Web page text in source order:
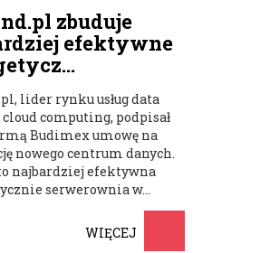
zbuduje
efektywne
lider rynku usług data
computing, podpisał
Budimex umowę na
nowego centrum danych.
najbardziej efektywna
serwerownia w...
WIĘCEJ